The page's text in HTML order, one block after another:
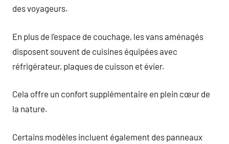
des voyageurs.
En plus de l’espace de couchage, les vans aménagés
disposent souvent de cuisines équipées avec
réfrigérateur, plaques de cuisson et évier.
Cela offre un confort supplémentaire en plein cœur de
la nature.
Certains modèles incluent également des panneaux